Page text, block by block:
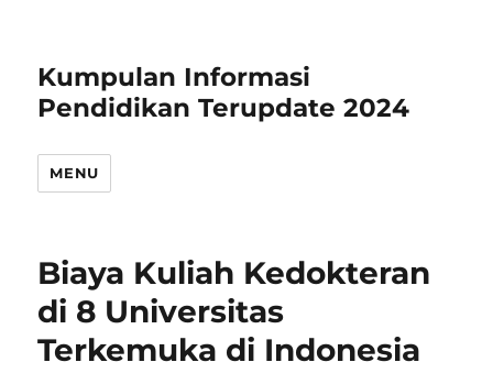
Kumpulan Informasi
Pendidikan Terupdate 2024
MENU
Biaya Kuliah Kedokteran
di 8 Universitas
Terkemuka di Indonesia